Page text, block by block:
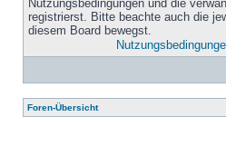
Nutzungsbedingungen und die
registrierst. Bitte beachte auch die
diesem Board bewegst.
Foren-Übersicht